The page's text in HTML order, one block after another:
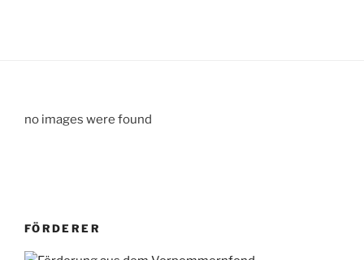
no images were found
FÖRDERER